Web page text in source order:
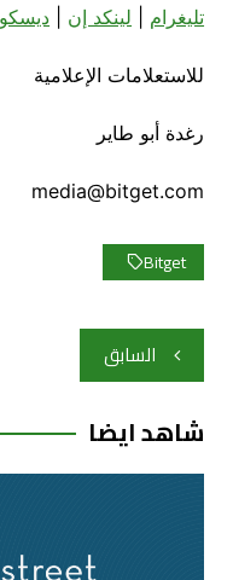
تليغرام
لينكد إن
للاستعلامات الإعلامية
رغدة أبو طاير
media@bitget.com
Bitget
تصفّح
المقالات
السابق
شاهد ايضا